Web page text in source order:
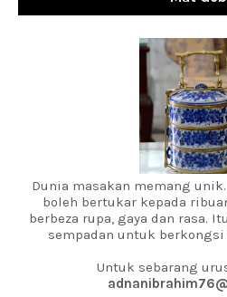
Dunia masakan memang
boleh bertukar kepada
berbeza rupa, gaya dan rasa.
sempadan untuk berkongsi
Untuk sebarang